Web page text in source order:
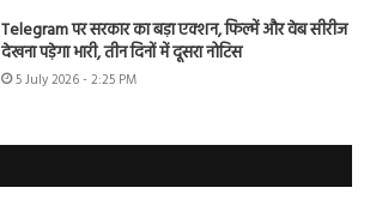
Telegram पर सरकार का बड़ा एक्शन, फिल्में और वेब सीरीज
देखना पड़ेगा भारी, तीन दिनों में दूसरा नोटिस
5 July 2026 - 2:25 PM